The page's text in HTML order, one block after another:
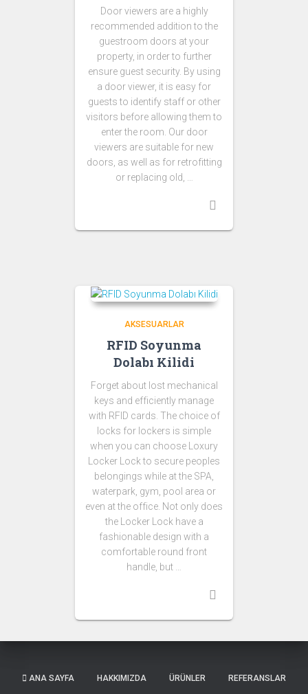
Door viewers are a highly
recommended addition to the
guestroom doors at your
property, in order to further
ensure guest security. By using
a door viewer, it is easy for
guests to identify staff or other
visitors before allowing them to
enter the room. Our door
viewers are suitable for new
doors, as well as for retrofitting
or replacing old, …
AKSESUARLAR
RFID Soyunma
Dolabı Kilidi
Forget about lost mechanical
keys and efficiently manage
with RFID cards. The choice of
locks for lockers is simple
when you can choose Loxury
Locker Lock to secure peoples
belongings while at the SPA,
waterpark, gym, pool area or
even at the office. Not only does
the Locker Lock have a
fashionable design with a
comfortable round front
handle, but …
ANA SAYFA HAKKIMIZDA ÜRÜNLER REFERANSLAR